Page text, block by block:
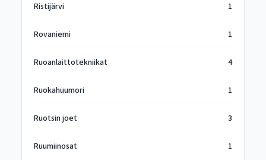
Ristijärvi 1
Rovaniemi 1
Ruoanlaittotekniikat 4
Ruokahuumori 1
Ruotsin joet 3
Ruumiinosat 1